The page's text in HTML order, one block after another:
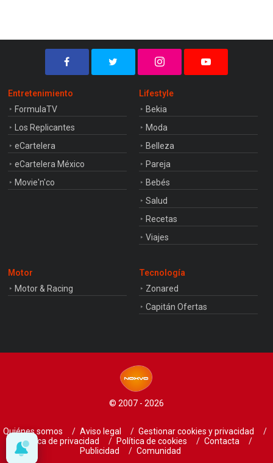
Entretenimiento
FormulaTV
Los Replicantes
eCartelera
eCartelera México
Movie'n'co
Lifestyle
Bekia
Moda
Belleza
Pareja
Bebés
Salud
Recetas
Viajes
Motor
Motor & Racing
Tecnología
Zonared
Capitán Ofertas
© 2007 - 2026
Quiénes somos Aviso legal
Gestionar cookies y privacidad
Política de privacidad
Política de cookies
Contacta
Publicidad
Comunidad